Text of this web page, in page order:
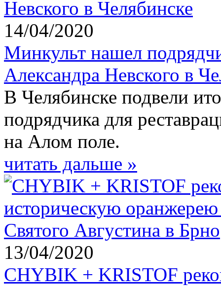
14/04/2020
Минкульт нашел
Александра Невского в
В Челябинске подвели
подрядчика для
на Алом поле.
читать дальше »
13/04/2020
CHYBIK + KRISTOF